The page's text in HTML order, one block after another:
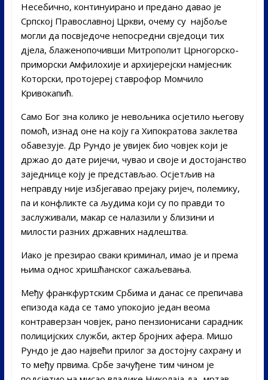
Несебично, континуирано и предано давао је
Српској Православној Цркви, очему су најбоље
могли да посвједоче непосредни свједоци тих
дјела, блаженопочивши Митрополит Црногорско-
приморски Амфилохије и архијерејски намјесник
Которски, протојереј ставрофор Момчило
Кривокапић.
Само Бог зна колико је невољника осјетило његову
помоћ, изнад оне на коју га Хипократова заклетва
обавезује. Др Рундо је увијек био човјек који је
држао до дате ријечи, чувао и своје и достојанство
заједнице коју је представљао. Осјетљив на
неправду није избјегавао прејаку ријеч, полемику,
па и конфликте са људима који су по правди то
заслуживали, макар се налазили у близини и
милости разних државних надлештва.
Иако је презирао сваки криминал, имао је и према
њима однос хришћанског сажаљевања.
Међу франкфуртским Србима и данас се препичава
епизода када се тамо упокојио један веома
контраверзан човјек, рано пензионисани сарадник
полицијских служби, актер бројних афера. Мишо
Рундо је дао највећи прилог за достојну сахрану и
то међу првима. Србе зачуђене тим чином је